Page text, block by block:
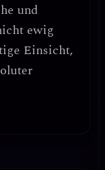
und
ewig
Einsicht,